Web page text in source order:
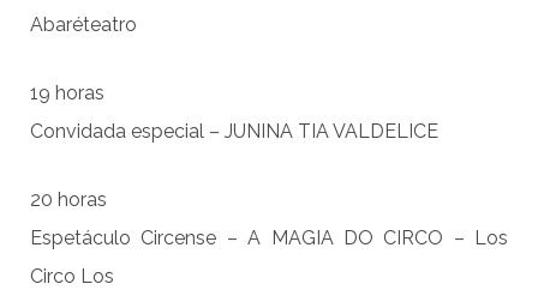
Abaréteatro
19 horas
Convidada especial – JUNINA TIA VALDELICE
20 horas
Espetáculo Circense – A MAGIA DO CIRCO – Los
Circo Los